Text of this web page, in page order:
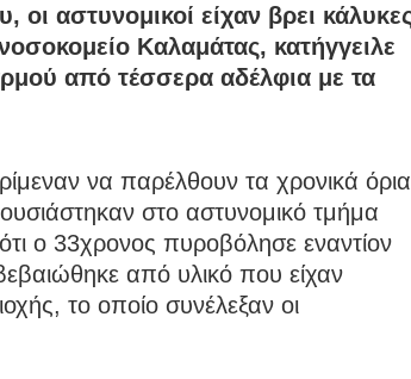
αστυνομικοί είχαν βρει
Καλαμάτας, κατήγγειλε
από τέσσερα αδέλφια με τα
να παρέλθουν τα χρονικά όρια
στο αστυνομικό τμήμα
ο 33χρονος πυροβόλησε εναντίον
από υλικό που είχαν
το οποίο συνέλεξαν οι